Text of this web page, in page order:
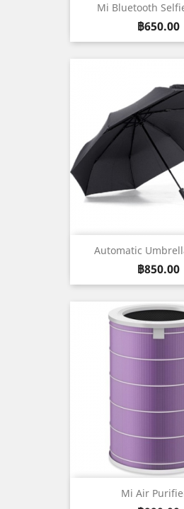
Mi Bluetooth
ราคา
฿650.00
Automatic
ราคา
฿850.00
Mi Air